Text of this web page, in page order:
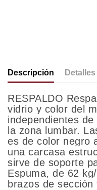
Descripción
RESPALDO
vidrio y color del
independientes
la zona lumbar.
es de color negro
una carcasa
sirve de soporte
Espuma, de 62
brazos de